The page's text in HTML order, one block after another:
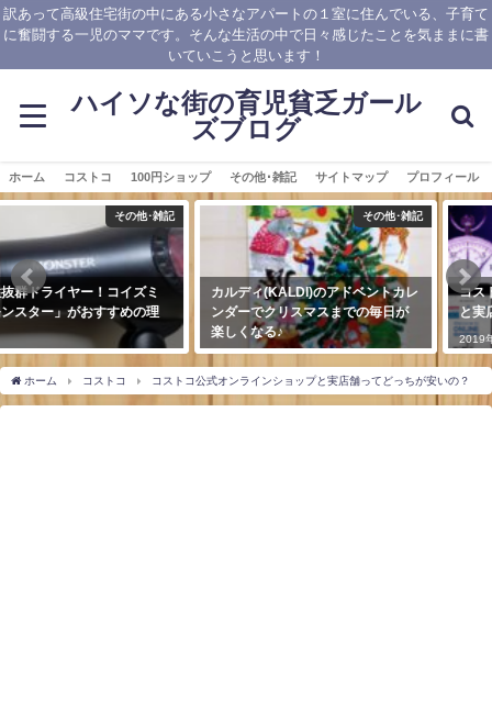
訳あって高級住宅街の中にある小さなアパートの１室に住んでいる、子育て
に奮闘する一児のママです。そんな生活の中で日々感じたことを気ままに書
いていこうと思います！
ハイソな街の育児貧乏ガール
ズブログ
ホーム コストコ 100円ショップ その他･雑記 サイトマップ プロフィール
その他･雑記
カルディ(KALDI)のアドベントカレ
ンダーでクリスマスまでの毎日が
楽しくなる♪
コストコ
コストコ公式オンラインショップ
と実店舗ってどっちが安いの？
2019年12月17日
ホーム コストコ コストコ公式オンラインショップと実店舗ってどっちが安いの？